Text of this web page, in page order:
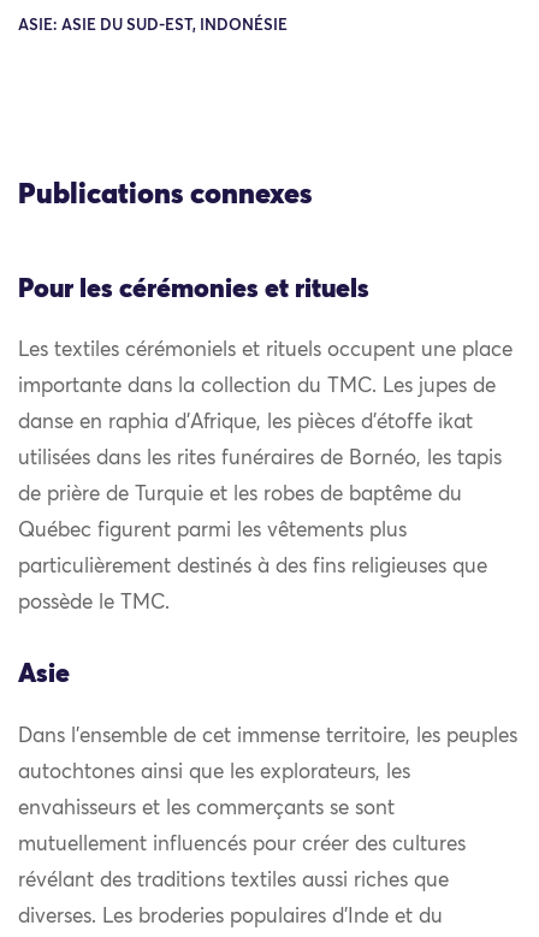
ASIE: ASIE DU SUD-EST, INDONÉSIE
Publications connexes
Pour les cérémonies et rituels
Les textiles cérémoniels et rituels occupent une place
importante dans la collection du TMC. Les jupes de
danse en raphia d’Afrique, les pièces d’étoffe ikat
utilisées dans les rites funéraires de Bornéo, les tapis
de prière de Turquie et les robes de baptême du
Québec figurent parmi les vêtements plus
particulièrement destinés à des fins religieuses que
possède le TMC.
Asie
Dans l’ensemble de cet immense territoire, les peuples
autochtones ainsi que les explorateurs, les
envahisseurs et les commerçants se sont
mutuellement influencés pour créer des cultures
révélant des traditions textiles aussi riches que
diverses. Les broderies populaires d’Inde et du